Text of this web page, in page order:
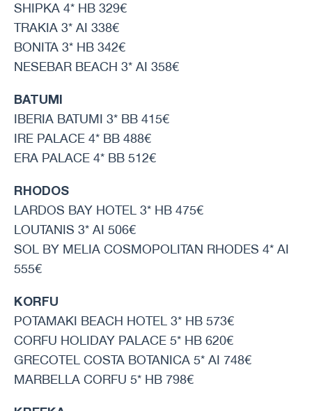
SHIPKA 4* HB 329€
TRAKIA 3* AI 338€
BONITA 3* HB 342€
NESEBAR BEACH 3* AI 358€
BATUMI
IBERIA BATUMI 3* BB 415€
IRE PALACE 4* BB 488€
ERA PALACE 4* BB 512€
RHODOS
LARDOS BAY HOTEL 3* HB 475€
LOUTANIS 3* AI 506€
SOL BY MELIA COSMOPOLITAN RHODES 4* AI
555€
KORFU
POTAMAKI BEACH HOTEL 3* HB 573€
CORFU HOLIDAY PALACE 5* HB 620€
GRECOTEL COSTA BOTANICA 5* AI 748€
MARBELLA CORFU 5* HB 798€